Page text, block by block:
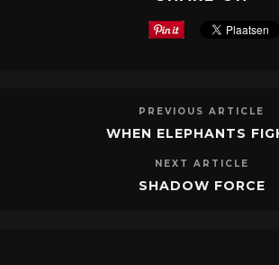
PREVIOUS ARTICLE
WHEN ELEPHANTS
NEXT ARTICLE
SHADOW FORCE